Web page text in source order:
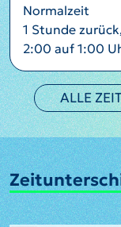
Normalzeit
1 Stunde
2:00 auf 1:00
ALLE